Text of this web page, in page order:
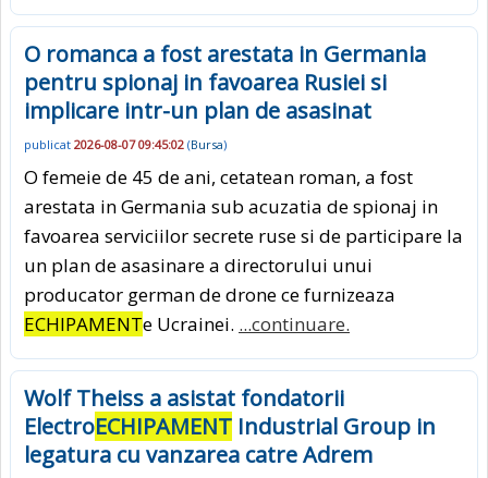
O romanca a fost arestata in Germania
pentru spionaj in favoarea Rusiei si
implicare intr-un plan de asasinat
publicat 2026-08-07 09:45:02 (Bursa)
O femeie de 45 de ani, cetatean roman, a fost
arestata in Germania sub acuzatia de spionaj in
favoarea serviciilor secrete ruse si de participare la
un plan de asasinare a directorului unui
producator german de drone ce furnizeaza
ECHIPAMENTe Ucrainei. ...continuare.
Wolf Theiss a asistat fondatorii
ElectroECHIPAMENT Industrial Group in
legatura cu vanzarea catre Adrem